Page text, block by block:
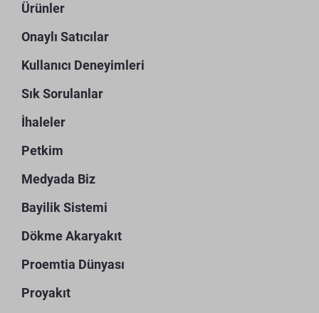
Ürünler
Onaylı Satıcılar
Kullanıcı Deneyimleri
Sık Sorulanlar
İhaleler
Petkim
Medyada Biz
Bayilik Sistemi
Dökme Akaryakıt
Proemtia Dünyası
Proyakıt